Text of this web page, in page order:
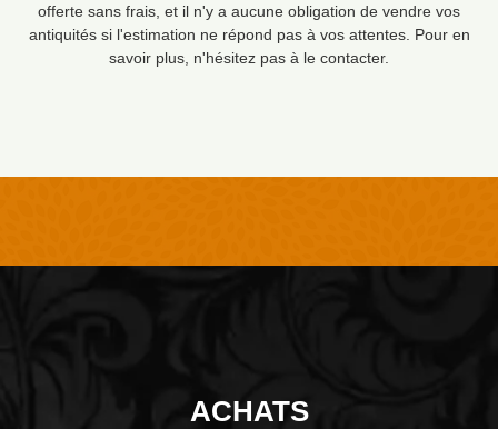
offerte sans frais, et il n'y a aucune obligation de vendre vos
antiquités si l'estimation ne répond pas à vos attentes. Pour en
savoir plus, n'hésitez pas à le contacter.
ACHATS